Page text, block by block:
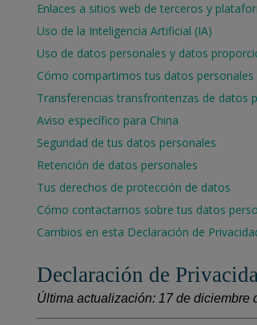
Enlaces a sitios web de terceros y
Uso de la Inteligencia Artificial (IA)
Uso de datos personales y datos
Cómo compartimos tus datos personales
Transferencias transfronterizas de datos
Aviso específico para China
Seguridad de tus datos personales
Retención de datos personales
Tus derechos de protección de datos
Cómo contactarnos sobre tus datos
Cambios en esta Declaración de
Declaración de
Última actualización: 17 de diciembre